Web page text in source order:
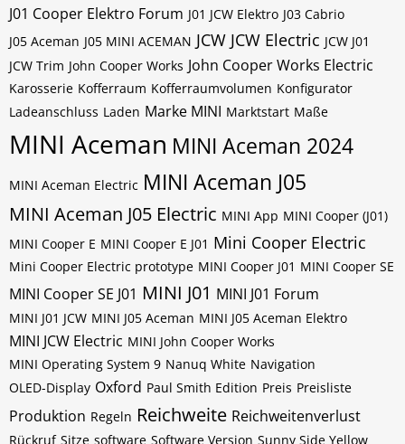
J01 Cooper Elektro Forum J01 JCW Elektro J03 Cabrio
J05 Aceman J05 MINI ACEMAN JCW JCW Electric JCW J01
JCW Trim John Cooper Works John Cooper Works Electric
Karosserie Kofferraum Kofferraumvolumen Konfigurator
Ladeanschluss Laden Marke MINI Marktstart Maße
MINI Aceman MINI Aceman 2024
MINI Aceman Electric MINI Aceman J05
MINI Aceman J05 Electric MINI App MINI Cooper (J01)
MINI Cooper E MINI Cooper E J01 Mini Cooper Electric
Mini Cooper Electric prototype MINI Cooper J01 MINI Cooper SE
MINI Cooper SE J01 MINI J01 MINI J01 Forum
MINI J01 JCW MINI J05 Aceman MINI J05 Aceman Elektro
MINI JCW Electric MINI John Cooper Works
MINI Operating System 9 Nanuq White Navigation
OLED-Display Oxford Paul Smith Edition Preis Preisliste
Produktion Regeln Reichweite Reichweitenverlust
Rückruf Sitze software Software Version Sunny Side Yellow